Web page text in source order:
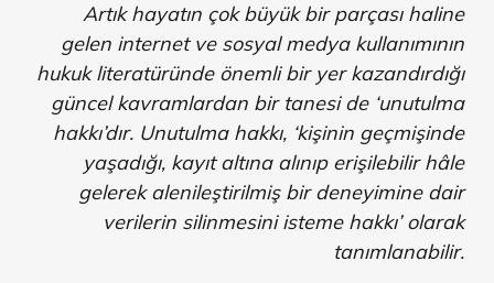
Artık hayatın çok büyük bir parçası haline
gelen internet ve sosyal medya kullanımının
hukuk literatüründe önemli bir yer kazandırdığı
güncel kavramlardan bir tanesi de ‘unutulma
hakkı’dır. Unutulma hakkı, ‘kişinin geçmişinde
yaşadığı, kayıt altına alınıp erişilebilir hâle
gelerek alenileştirilmiş bir deneyimine dair
verilerin silinmesini isteme hakkı’ olarak
tanımlanabilir.